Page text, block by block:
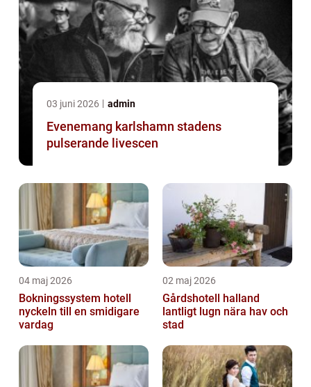
03 juni 2026 admin
Evenemang karlshamn stadens
pulserande livescen
04 maj 2026
Bokningssystem hotell
nyckeln till en smidigare
vardag
02 maj 2026
Gårdshotell halland
lantligt lugn nära hav och
stad